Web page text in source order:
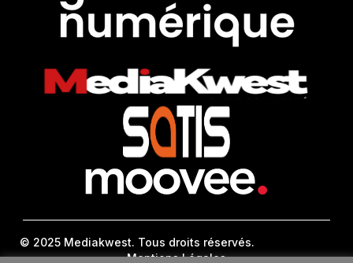
© 2025 Mediakwest. Tous droits réservés.
Mentions Légales